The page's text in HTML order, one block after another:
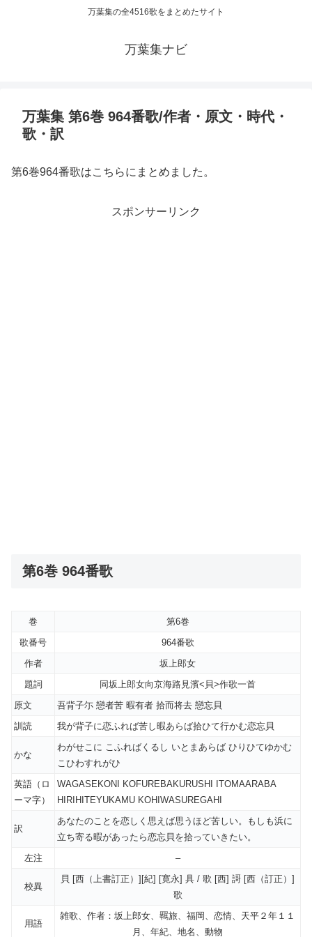
万葉集の全4516歌をまとめたサイト
万葉集ナビ
万葉集 第6巻 964番歌/作者・原文・時代・
歌・訳
第6巻964番歌はこちらにまとめました。
スポンサーリンク
第6巻 964番歌
巻
第6巻
歌番号
964番歌
作者
坂上郎女
題詞
同坂上郎女向京海路見濱<貝>作歌一首
原文
吾背子尓 戀者苦 暇有者 拾而将去 戀忘貝
訓読
我が背子に恋ふれば苦し暇あらば拾ひて行かむ恋忘貝
かな
わがせこに こふればくるし いとまあらば ひりひてゆかむ
こひわすれがひ
英語（ロ
ーマ字）
WAGASEKONI KOFUREBAKURUSHI ITOMAARABA
HIRIHITEYUKAMU KOHIWASUREGAHI
訳
あなたのことを恋しく思えば思うほど苦しい。もしも浜に
立ち寄る暇があったら恋忘貝を拾っていきたい。
左注
–
校異
貝 [西（上書訂正）][紀] [寛永] 具 / 歌 [西] 謌 [西（訂正）]
歌
用語
雑歌、作者：坂上郎女、羈旅、福岡、恋情、天平２年１１
月、年紀、地名、動物